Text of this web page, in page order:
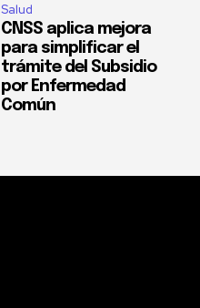
Salud
CNSS aplica mejora
para simplificar el
trámite del Subsidio
por Enfermedad
Común